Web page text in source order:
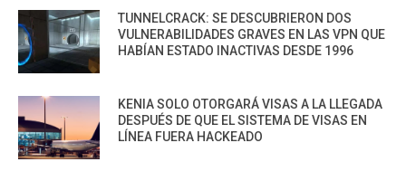
TUNNELCRACK: SE DESCUBRIERON DOS
VULNERABILIDADES GRAVES EN LAS VPN QUE
HABÍAN ESTADO INACTIVAS DESDE 1996
KENIA SOLO OTORGARÁ VISAS A LA LLEGADA
DESPUÉS DE QUE EL SISTEMA DE VISAS EN
LÍNEA FUERA HACKEADO